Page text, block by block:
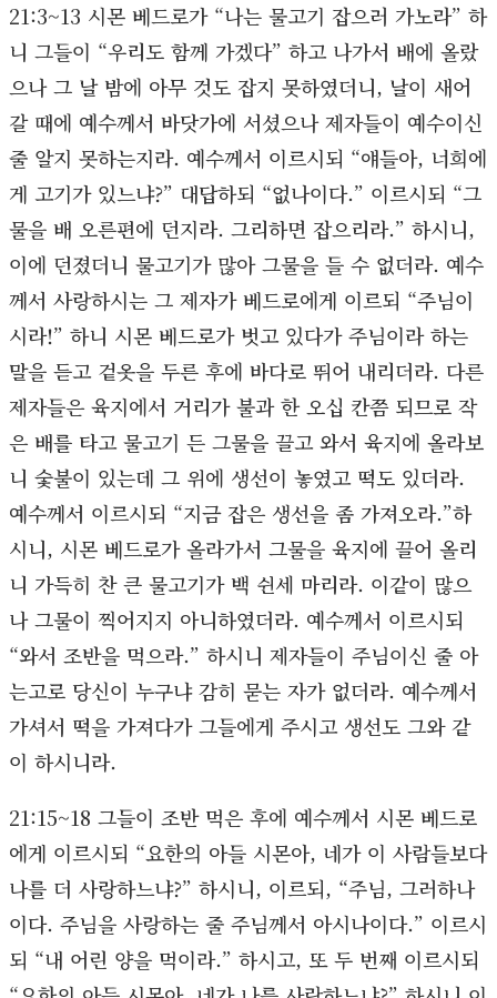
21:3~13 시몬 베드로가 “나는 물고기 잡으러 가노라” 하
니 그들이 “우리도 함께 가겠다” 하고 나가서 배에 올랐
으나 그 날 밤에 아무 것도 잡지 못하였더니, 날이 새어
갈 때에 예수께서 바닷가에 서셨으나 제자들이 예수이신
줄 알지 못하는지라. 예수께서 이르시되 “얘들아, 너희에
게 고기가 있느냐?” 대답하되 “없나이다.” 이르시되 “그
물을 배 오른편에 던지라. 그리하면 잡으리라.” 하시니,
이에 던졌더니 물고기가 많아 그물을 들 수 없더라. 예수
께서 사랑하시는 그 제자가 베드로에게 이르되 “주님이
시라!” 하니 시몬 베드로가 벗고 있다가 주님이라 하는
말을 듣고 겉옷을 두른 후에 바다로 뛰어 내리더라. 다른
제자들은 육지에서 거리가 불과 한 오십 칸쯤 되므로 작
은 배를 타고 물고기 든 그물을 끌고 와서 육지에 올라보
니 숯불이 있는데 그 위에 생선이 놓였고 떡도 있더라.
예수께서 이르시되 “지금 잡은 생선을 좀 가져오라.”하
시니, 시몬 베드로가 올라가서 그물을 육지에 끌어 올리
니 가득히 찬 큰 물고기가 백 쉰세 마리라. 이같이 많으
나 그물이 찍어지지 아니하였더라. 예수께서 이르시되
“와서 조반을 먹으라.” 하시니 제자들이 주님이신 줄 아
는고로 당신이 누구냐 감히 묻는 자가 없더라. 예수께서
가셔서 떡을 가져다가 그들에게 주시고 생선도 그와 같
이 하시니라.
21:15~18 그들이 조반 먹은 후에 예수께서 시몬 베드로
에게 이르시되 “요한의 아들 시몬아, 네가 이 사람들보다
나를 더 사랑하느냐?” 하시니, 이르되, “주님, 그러하나
이다. 주님을 사랑하는 줄 주님께서 아시나이다.” 이르시
되 “내 어린 양을 먹이라.” 하시고, 또 두 번째 이르시되